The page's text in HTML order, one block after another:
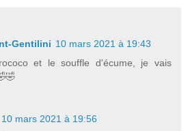
Gentilini 10 mars 2021 à 19:43
et le souffle d'écume, je vais
10 mars 2021 à 19:56